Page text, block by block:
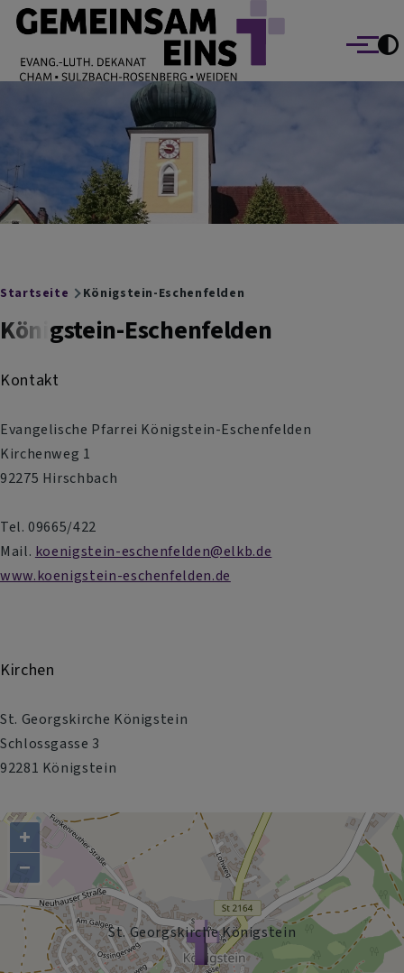
Direkt zum Inhalt
EVANG.-LUTH. DEKANAT GEMEINSAM EINS
Cham Sulzbach-Rosenberg Weiden
Menü
Breadcrumb
Startseite Königstein-Eschenfelden
Königstein-Eschenfelden
Kontakt
Evangelische Pfarrei Königstein-Eschenfelden
Kirchenweg 1
92275 Hirschbach
Tel. 09665/422
Mail. koenigstein-eschenfelden@elkb.de
www.koenigstein-eschenfelden.de
Kirchen
St. Georgskirche Königstein
Schlossgasse 3
92281 Königstein
St. Georgskirche Königstein
+
−